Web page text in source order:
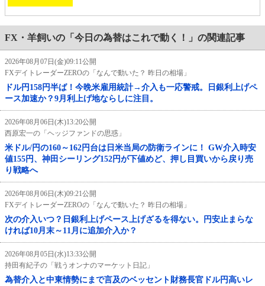
FX・羊飼いの「今日の為替はこれで動く！」の関連記事
2026年08月07日(金)09:11公開
FXデイトレーダーZEROの「なんで動いた？ 昨日の相場」
ドル円158円半ば！今晩米雇用統計→介入も一応警戒。日銀利上げペ
ース加速か？9月利上げ地ならしに注目。
2026年08月06日(木)13:20公開
西原宏一の「ヘッジファンドの思惑」
米ドル/円の160～162円台は日米当局の防衛ラインに！ GW介入時安
値155円、神田シーリング152円が下値めど、押し目買いから戻り売
り戦略へ
2026年08月06日(木)09:21公開
FXデイトレーダーZEROの「なんで動いた？ 昨日の相場」
次の介入いつ？日銀利上げペース上げざるを得ない。円安止まらな
ければ10月末～11月に追加介入か？
2026年08月05日(水)13:33公開
持田有紀子の「戦うオンナのマーケット日記」
為替介入と中東情勢にまで言及のベッセント財務長官ドル円高いレ